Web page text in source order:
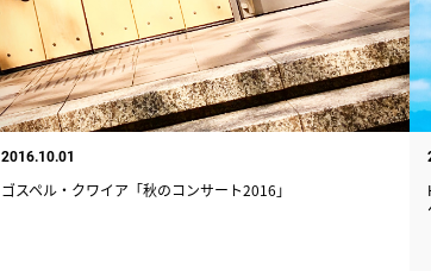
2016.10.01
ゴスペル・クワイア「秋のコンサート2016」